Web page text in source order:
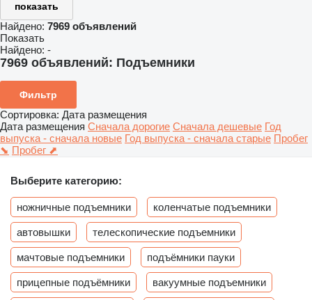
показать
Найдено: 7969 объявлений
Показать
Найдено: -
7969 объявлений: Подъемники
Фильтр
Сортировка: Дата размещения
Дата размещения Сначала дорогие Сначала дешевые Год
выпуска - сначала новые Год выпуска - сначала старые Пробег
⬊ Пробег ⬈
Выберите категорию:
ножничные подъемники коленчатые подъемники
автовышки телескопические подъемники
мачтовые подъемники подъёмники пауки
прицепные подъёмники вакуумные подъемники